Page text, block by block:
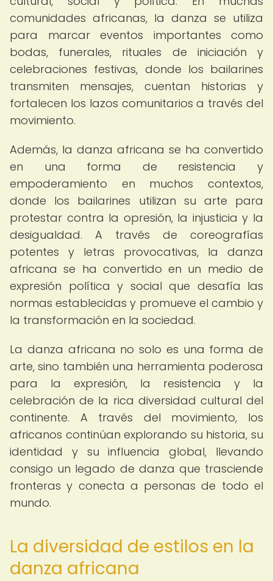
comunidades africanas, la danza se utiliza
para marcar eventos importantes como
bodas, funerales, rituales de iniciación y
celebraciones festivas, donde los bailarines
transmiten mensajes, cuentan historias y
fortalecen los lazos comunitarios a través del
movimiento.
Además, la danza africana se ha convertido
en una forma de resistencia y
empoderamiento en muchos contextos,
donde los bailarines utilizan su arte para
protestar contra la opresión, la injusticia y la
desigualdad. A través de coreografías
potentes y letras provocativas, la danza
africana se ha convertido en un medio de
expresión política y social que desafía las
normas establecidas y promueve el cambio y
la transformación en la sociedad.
La danza africana no solo es una forma de
arte, sino también una herramienta poderosa
para la expresión, la resistencia y la
celebración de la rica diversidad cultural del
continente. A través del movimiento, los
africanos continúan explorando su historia, su
identidad y su influencia global, llevando
consigo un legado de danza que trasciende
fronteras y conecta a personas de todo el
mundo.
La diversidad de estilos en la
danza africana